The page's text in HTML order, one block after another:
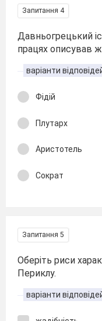
Запитання 4
Давньогрецький
працях описував
варіанти
Фідій
Плутарх
Аристотель
Сократ
Запитання 5
Оберіть риси
Периклу.
варіанти